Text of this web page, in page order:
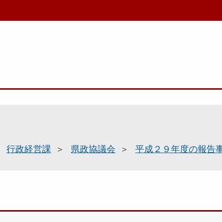
行政経営課 県政協議会 平成２９年度の報告